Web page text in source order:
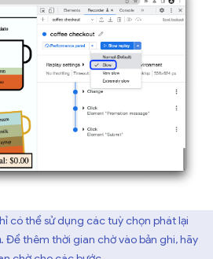
có thể sử dụng các tuỳ chọn phát lại
. Để thêm thời gian chờ vào bản ghi, hãy